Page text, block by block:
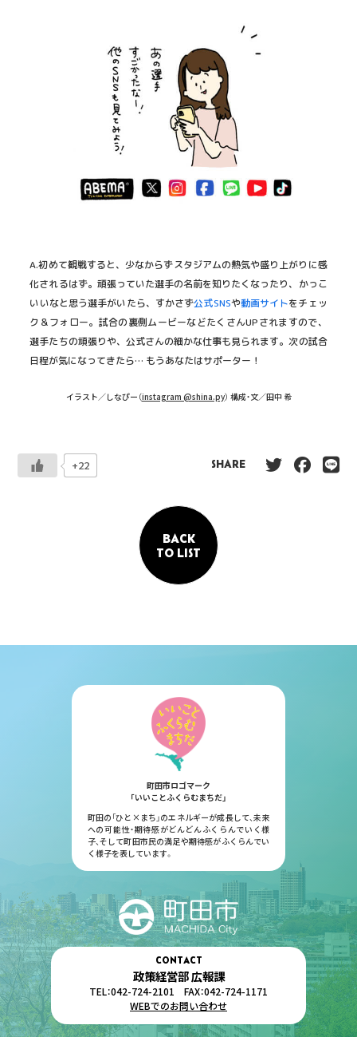
A.初めて観戦すると、少なからずスタジアムの熱気や盛り上がりに感
化されるはず。頑張っていた選手の名前を知りたくなったり、かっこ
いいなと思う選手がいたら、すかさず公式SNSや動画サイトをチェッ
ク＆フォロー。試合の裏側ムービーなどたくさんUPされますので、
選手たちの頑張りや、公式さんの細かな仕事も見られます。次の試合
日程が気になってきたら… もうあなたはサポーター！
イラスト／しなぴー（instagram @shina.py） 構成・文／田中 希
+22 SHARE
BACK
TO LIST
町田市ロゴマーク
「いいことふくらむまちだ」
町田の「ひと×まち」のエネルギーが成長して、未来
への可能性・期待感がどんどんふくらんでいく様
子、そして町田市民の満足や期待感がふくらんでい
く様子を表しています。
CONTACT
政策経営部 広報課
TEL：042-724-2101 FAX：042-724-1171
WEBでのお問い合わせ